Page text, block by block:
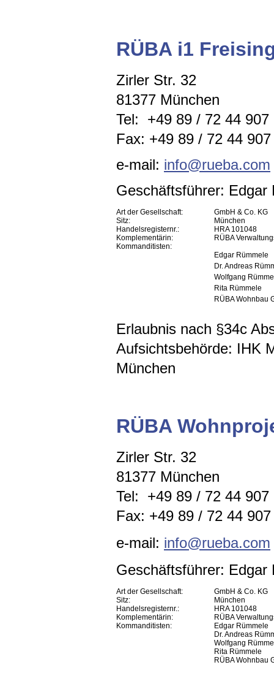
RÜBA i1
Zirler Str. 32
81377 München
Tel: +49 89 / 72 44
Fax: +49 89 / 72 44
e-mail: info@rueba.com
Geschäftsführer: Edgar
Art der Gesellschaft:
GmbH & Co. KG
Sitz:
München
Handelsregisternr.:
HRA 101048
Komplementärin:
RÜBA
Kommanditisten:
Edgar Rümmele
Dr. Andreas
Wolfgang
Rita Rümmele
RÜBA Wohnbau
Erlaubnis nach §34c
Aufsichtsbehörde: IHK
München
RÜBA
Zirler Str. 32
81377 München
Tel: +49 89 / 72 44
Fax: +49 89 / 72 44
e-mail: info@rueba.com
Geschäftsführer: Edgar
Art der Gesellschaft:
GmbH & Co. KG
Sitz:
München
Handelsregisternr.:
HRA 101048
Komplementärin:
RÜBA
Kommanditisten:
Edgar Rümmele
Dr. Andreas
Wolfgang
Rita Rümmele
RÜBA Wohnbau